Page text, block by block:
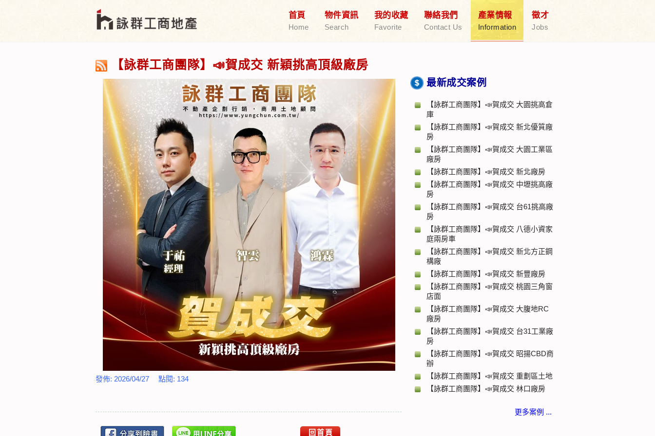
首頁
Home
物件資訊
Search
我的收藏
Favorite
聯絡我們
Contact Us
產業情報
Information
徵才
Jobs
【詠群工商團隊】📣賀成交 新穎挑高頂級廠房
發佈: 2026/04/27 點閱: 134
回首頁
最新成交案例
【詠群工商團隊】📣賀成交 大園挑高倉
庫
【詠群工商團隊】📣賀成交 新北優質廠
房
【詠群工商團隊】📣賀成交 大園工業區
廠房
【詠群工商團隊】📣賀成交 新北廠房
【詠群工商團隊】📣賀成交 中壢挑高廠
房
【詠群工商團隊】📣賀成交 台61挑高廠
房
【詠群工商團隊】📣賀成交 八德小資家
庭兩房車
【詠群工商團隊】📣賀成交 新北方正鋼
構廠
【詠群工商團隊】📣賀成交 新豐廠房
【詠群工商團隊】📣賀成交 桃園三角窗
店面
【詠群工商團隊】📣賀成交 大腹地RC
廠房
【詠群工商團隊】📣賀成交 台31工業廠
房
【詠群工商團隊】📣賀成交 昭揚CBD商
辦
【詠群工商團隊】📣賀成交 重劃區土地
【詠群工商團隊】📣賀成交 林口廠房
更多案例 ...